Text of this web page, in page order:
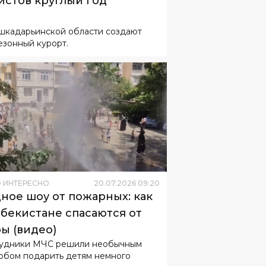
ИНТЕРЕСНО 20. 07 .2026 09:20
шоу от пожарных: как
спасаются от
(видео)
МЧС решили необычным
подарить детям немного